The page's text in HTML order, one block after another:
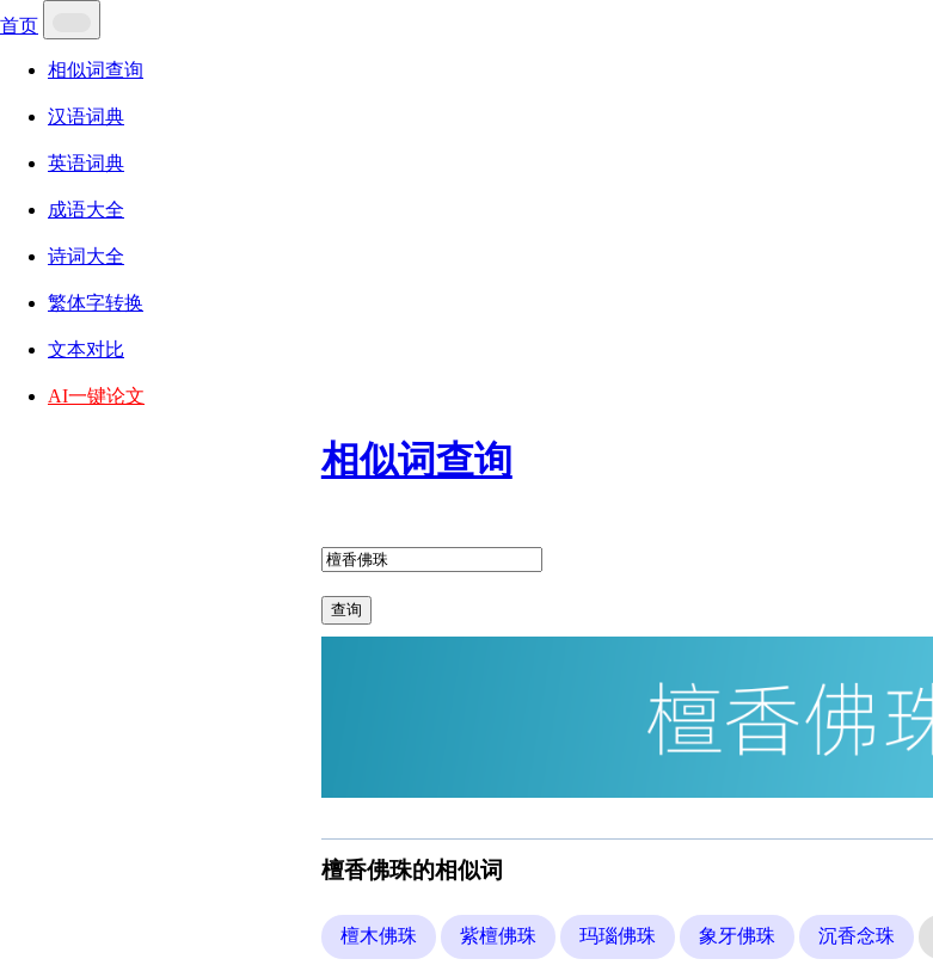
首页
相似词查询
汉语词典
英语词典
成语大全
诗词大全
繁体字转换
文本对比
AI一键论文
相似词查询
查询
檀香佛珠的相似词
檀木佛珠 紫檀佛珠 玛瑙佛珠 象牙佛珠 沉香念珠